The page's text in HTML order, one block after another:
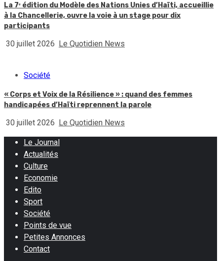
La 7ᵉ édition du Modèle des Nations Unies d’Haïti, accueillie
à la Chancellerie, ouvre la voie à un stage pour dix
participants
30 juillet 2026 Le Quotidien News
Société
« Corps et Voix de la Résilience » : quand des femmes
handicapées d’Haïti reprennent la parole
30 juillet 2026 Le Quotidien News
Le Journal
Actualités
Culture
Economie
Edito
Sport
Société
Points de vue
Petites Annonces
Contact